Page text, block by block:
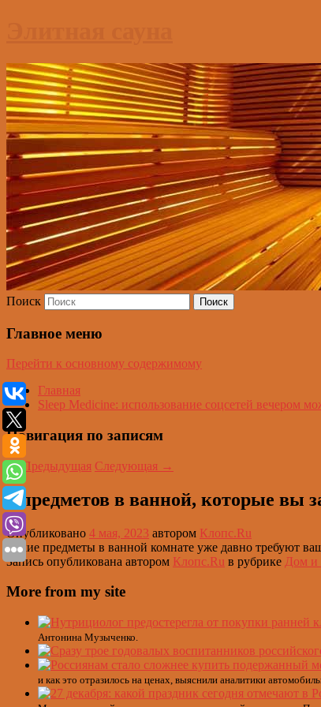
Поиск
Главное меню
Перейти к основному содержимому
Главная
Sleep Medicine: использование соцсетей вечером
Навигация по записям
←Предыдущая Следующая →
9 предметов в ванной, которые вы
Опубликовано 4 мая, 2023 автором Клопс.Ru
Какие предметы в ванной комнате уже давно требуют
Запись опубликована автором Клопс.Ru в рубрике Дом и
More from my site
Антонина Музыченко.
и как это отразилось на ценах, выяснили аналитики